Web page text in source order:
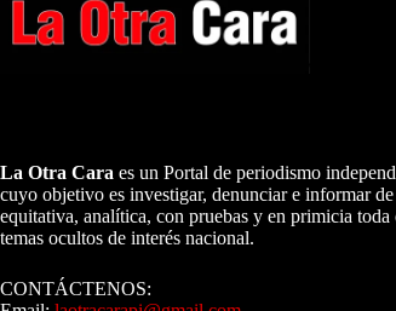
La Otra Cara es un Portal de periodismo
cuyo objetivo es investigar, denunciar e informar de
equitativa, analítica, con pruebas y en primicia toda
temas ocultos de interés nacional.
CONTÁCTENOS: